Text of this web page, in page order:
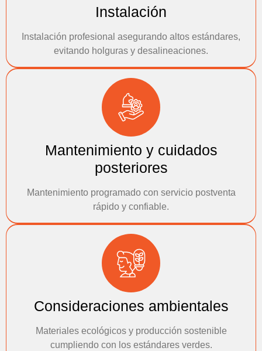
Instalación
Instalación profesional asegurando altos estándares,
evitando holguras y desalineaciones.
Mantenimiento y cuidados
posteriores
Mantenimiento programado con servicio postventa
rápido y confiable.
Consideraciones ambientales
Materiales ecológicos y producción sostenible
cumpliendo con los estándares verdes.